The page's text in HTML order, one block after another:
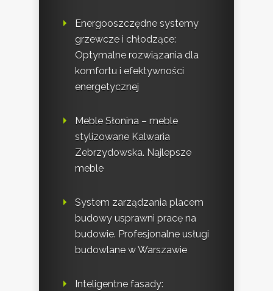
Energooszczędne systemy
grzewcze i chłodzące:
Optymalne rozwiązania dla
komfortu i efektywności
energetycznej
Meble Słonina – meble
stylizowane Kalwaria
Zebrzydowska. Najlepsze
meble
System zarządzania placem
budowy usprawni pracę na
budowie. Profesjonalne usługi
budowlane w Warszawie
Inteligentne fasady: